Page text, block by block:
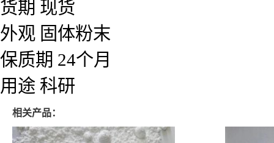
货期 现货
外观 固体粉末
保质期 24个月
用途 科研
相关产品：